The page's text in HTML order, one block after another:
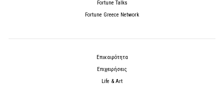
Fortune Talks
Fortune Greece Network
Επικαιρότητα
Επιχειρήσεις
Life & Art